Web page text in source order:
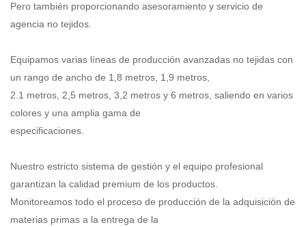
Pero también proporcionando asesoramiento y servicio de
agencia no tejidos.
Equipamos varias líneas de producción avanzadas no tejidas con
un rango de ancho de 1,8 metros, 1,9 metros,
2.1 metros, 2,5 metros, 3,2 metros y 6 metros, saliendo en varios
colores y una amplia gama de
especificaciones.
Nuestro estricto sistema de gestión y el equipo profesional
garantizan la calidad premium de los productos.
Monitoreamos todo el proceso de producción de la adquisición de
materias primas a la entrega de la